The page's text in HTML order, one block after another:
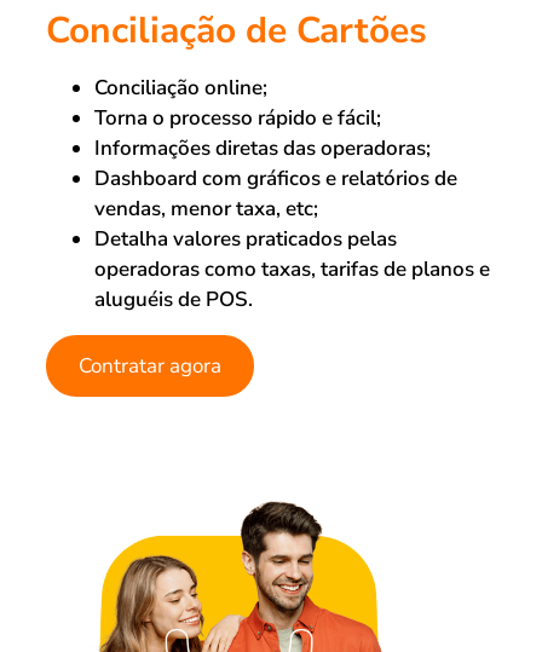
Conciliação de Cartões
Conciliação online;
Torna o processo rápido e fácil;
Informações diretas das operadoras;
Dashboard com gráficos e relatórios de
vendas, menor taxa, etc;
Detalha valores praticados pelas
operadoras como taxas, tarifas de planos e
aluguéis de POS.
Contratar agora